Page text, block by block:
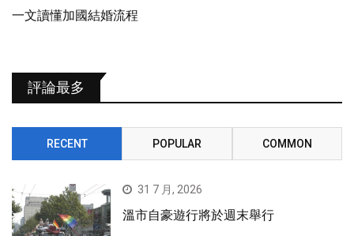
一文讀懂加國結婚流程
評論最多
RECENT POPULAR COMMON
31 7 月, 2026
溫市自豪遊行將於週末舉行